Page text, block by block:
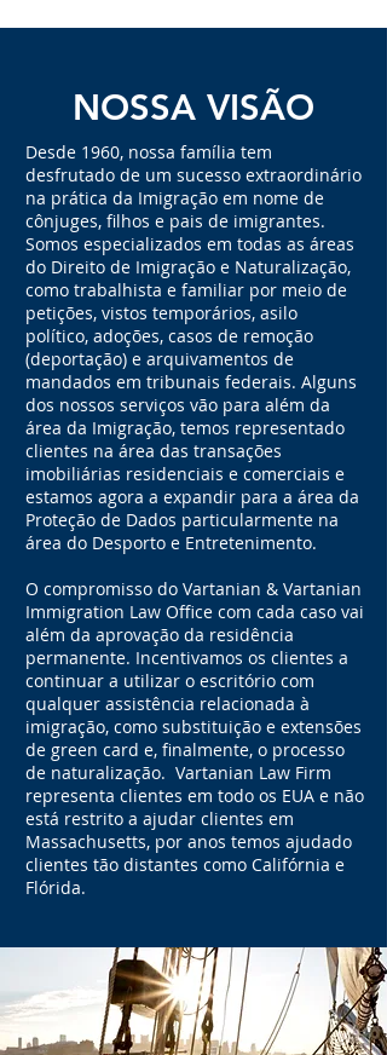
NOSSA VISÃO
Desde 1960, nossa família tem
desfrutado de um sucesso extraordinário
na prática da Imigração em nome de
cônjuges, filhos e pais de imigrantes.
Somos especializados em todas as áreas
do Direito de Imigração e Naturalização,
como trabalhista e familiar por meio de
petições, vistos temporários, asilo
político, adoções, casos de remoção
(deportação) e arquivamentos de
mandados em tribunais federais. Alguns
dos nossos serviços vão para além da
área da Imigração, temos representado
clientes na área das transações
imobiliárias residenciais e comerciais e
estamos agora a expandir para a área da
Proteção de Dados particularmente na
área do Desporto e Entretenimento.
O compromisso do Vartanian & Vartanian
Immigration Law Office com cada caso vai
além da aprovação da residência
permanente. Incentivamos os clientes a
continuar a utilizar o escritório com
qualquer assistência relacionada à
imigração, como substituição e extensões
de green card e, finalmente, o processo
de naturalização. Vartanian Law Firm
representa clientes em todo os EUA e não
está restrito a ajudar clientes em
Massachusetts, por anos temos ajudado
clientes tão distantes como Califórnia e
Flórida.